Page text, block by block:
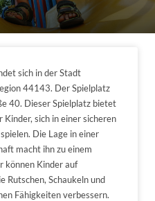
sich in der Stadt
44143. Der Spielplatz
40. Dieser Spielplatz bietet
sich in einer sicheren
Die Lage in einer
macht ihn zu einem
können Kinder auf
Rutschen, Schaukeln und
Fähigkeiten verbessern.